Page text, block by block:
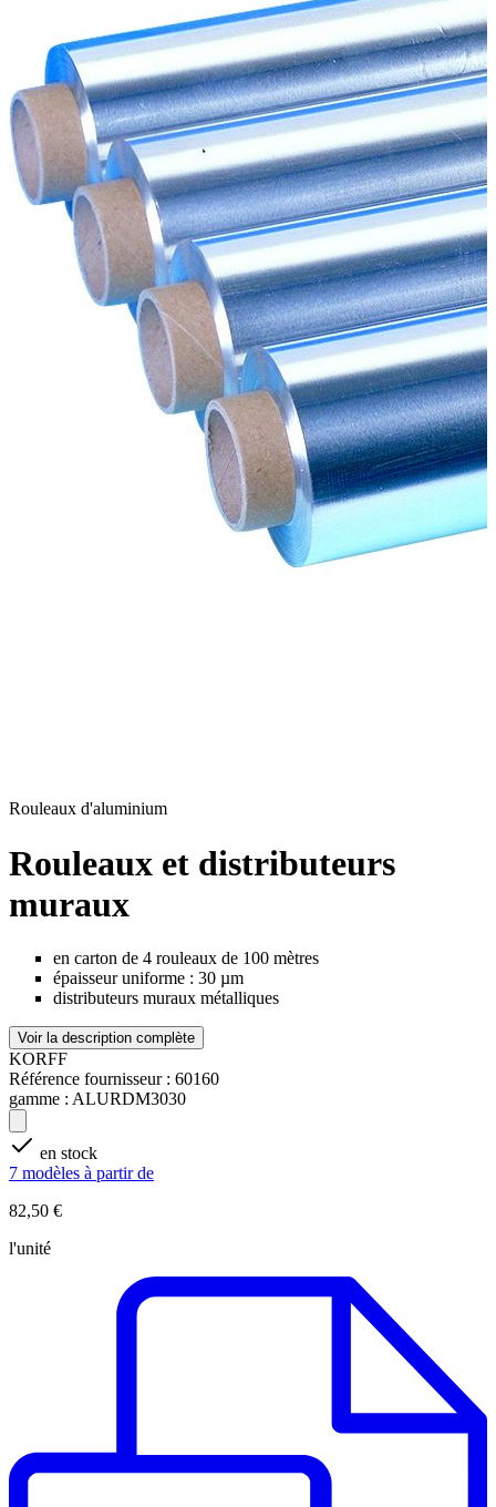
Rouleaux d'aluminium
Rouleaux et distributeurs
muraux
en carton de 4 rouleaux de 100 mètres
épaisseur uniforme : 30 µm
distributeurs muraux métalliques
Voir la description complète
KORFF
Référence fournisseur : 60160
gamme : ALURDM3030
en stock
7 modèles à partir de
82,50 €
l'unité